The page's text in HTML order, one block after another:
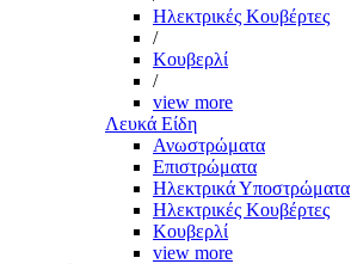
Ηλεκτρικές Κουβέρτες
/
Κουβερλί
/
view more
Λευκά Είδη
Ανωστρώματα
Επιστρώματα
Ηλεκτρικά Υποστρώματα
Ηλεκτρικές Κουβέρτες
Κουβερλί
view more